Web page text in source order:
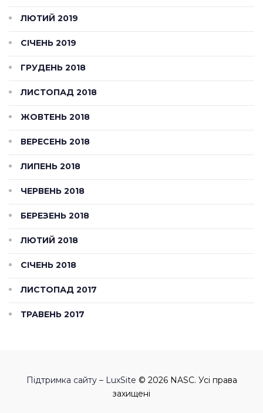
ЛЮТИЙ 2019
СІЧЕНЬ 2019
ГРУДЕНЬ 2018
ЛИСТОПАД 2018
ЖОВТЕНЬ 2018
ВЕРЕСЕНЬ 2018
ЛИПЕНЬ 2018
ЧЕРВЕНЬ 2018
БЕРЕЗЕНЬ 2018
ЛЮТИЙ 2018
СІЧЕНЬ 2018
ЛИСТОПАД 2017
ТРАВЕНЬ 2017
Підтримка сайту – LuxSite © 2026 NASC. Усі права
захищені